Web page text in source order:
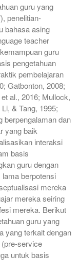
guru yang
penelitian-
bahasa asing
teacher
guru
pengetahuan
pembelajaran
Gatbonton, 2008;
al., 2016; Mullock,
& Tang, 1995;
berpengalaman dan
yang baik
interaksi
basis
guru dengan
berpotensi
mereka
mereka seiring
mereka. Berikut
guru yang
yang terkait dengan
service
untuk basis